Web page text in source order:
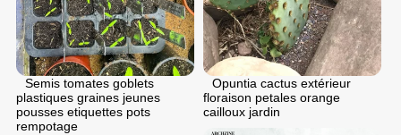
Opuntia cactus extérieur
floraison petales orange
cailloux jardin
Semis tomates goblets
plastiques graines jeunes
pousses etiquettes pots
rempotage